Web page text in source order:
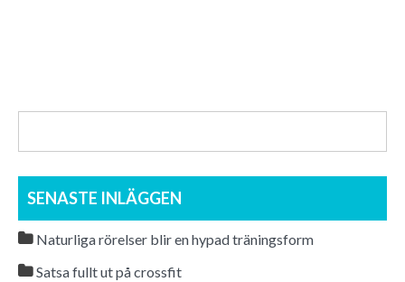
SENASTE INLÄGGEN
Naturliga rörelser blir en hypad träningsform
Satsa fullt ut på crossfit